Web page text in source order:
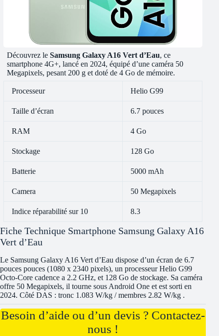
Découvrez leSamsung Galaxy A16 Vert d’Eau, ce
smartphone 4G+, lancé en 2024, équipé d’une caméra 50
Megapixels, pesant 200 g et doté de 4 Go de mémoire.
Processeur Helio G99
Taille d’écran 6.7 pouces
RAM 4 Go
Stockage 128 Go
Batterie 5000 mAh
Camera 50 Megapixels
Indice réparabilité sur 10 8.3
Fiche Technique Smartphone Samsung Galaxy A16
Vert d’Eau
Le Samsung Galaxy A16 Vert d’Eau dispose d’un écran de 6.7
pouces pouces (1080 x 2340 pixels), un processeur Helio G99
Octo-Core cadence a 2.2 GHz, et 128 Go de stockage. Sa caméra
offre 50 Megapixels, il tourne sous Android One et est sorti en
2024. Côté DAS : tronc 1.083 W/kg / membres 2.82 W/kg .
Besoin d’aide ou d’un devis ? Contactez-
nous !